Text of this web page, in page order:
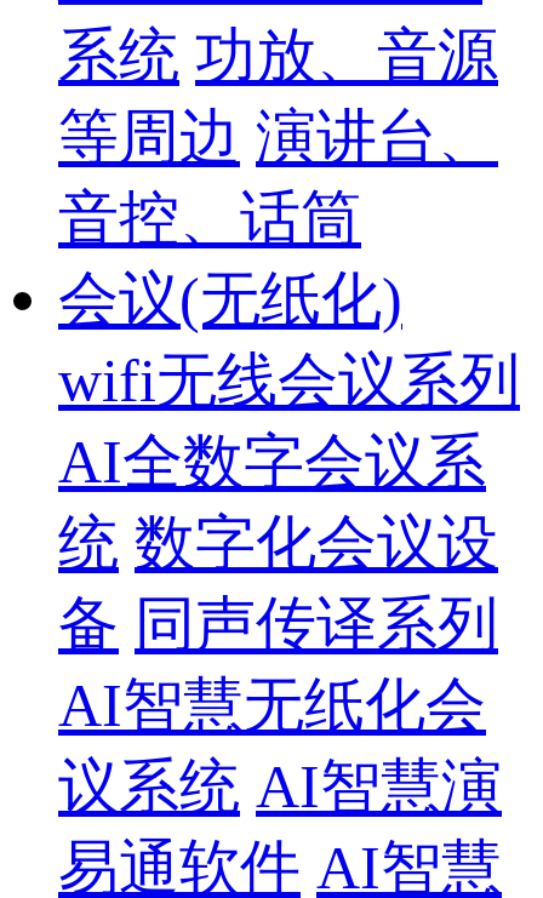
系统 功放、音源
等周边 演讲台、
音控、话筒
会议(无纸化)
wifi无线会议系列
AI全数字会议系
统 数字化会议设
备 同声传译系列
AI智慧无纸化会
议系统 AI智慧演
易通软件 AI智慧